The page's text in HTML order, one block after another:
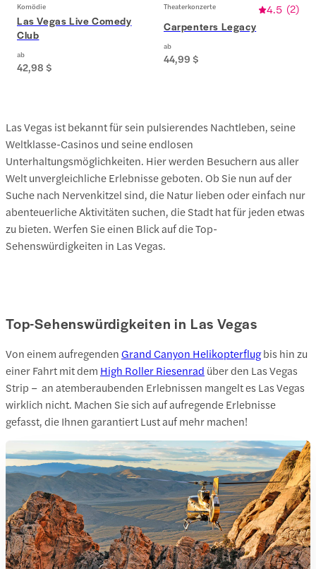
Komödie
Las Vegas Live Comedy
Club
ab
42,98 $
Theaterkonzerte 4.5 (2)
Carpenters Legacy
ab
44,99 $
Las Vegas ist bekannt für sein pulsierendes Nachtleben, seine
Weltklasse-Casinos und seine endlosen
Unterhaltungsmöglichkeiten. Hier werden Besuchern aus aller
Welt unvergleichliche Erlebnisse geboten. Ob Sie nun auf der
Suche nach Nervenkitzel sind, die Natur lieben oder einfach nur
abenteuerliche Aktivitäten suchen, die Stadt hat für jeden etwas
zu bieten. Werfen Sie einen Blick auf die Top-
Sehenswürdigkeiten in Las Vegas.
Top-Sehenswürdigkeiten in Las Vegas
Von einem aufregendenGrand Canyon Helikopterflugbis hin zu
einer Fahrt mit dem High Roller Riesenrad über den Las Vegas
Strip – an atemberaubenden Erlebnissen mangelt es Las Vegas
wirklich nicht. Machen Sie sich auf aufregende Erlebnisse
gefasst, die Ihnen garantiert Lust auf mehr machen!